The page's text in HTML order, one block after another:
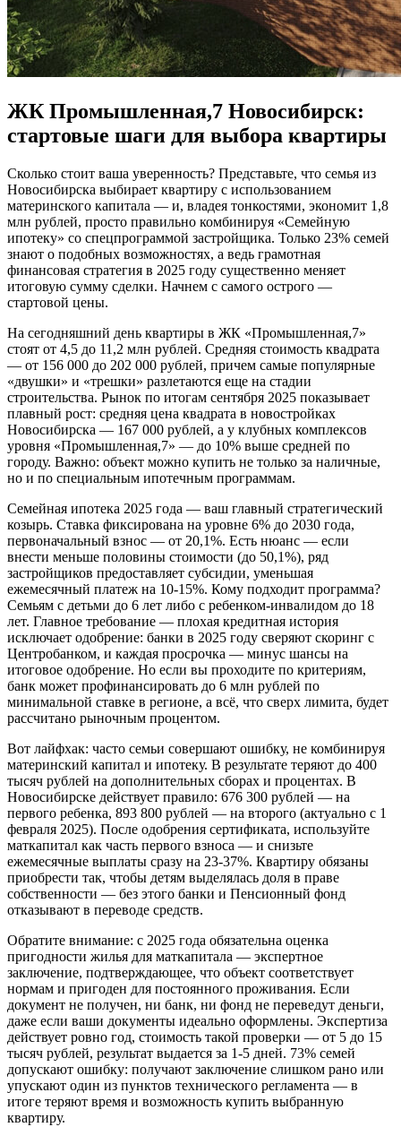
ЖК Промышленная,7 Новосибирск:
стартовые шаги для выбора квартиры
Сколько стоит ваша уверенность? Представьте, что семья из
Новосибирска выбирает квартиру с использованием
материнского капитала — и, владея тонкостями, экономит 1,8
млн рублей, просто правильно комбинируя «Семейную
ипотеку» со спецпрограммой застройщика. Только 23% семей
знают о подобных возможностях, а ведь грамотная
финансовая стратегия в 2025 году существенно меняет
итоговую сумму сделки. Начнем с самого острого —
стартовой цены.
На сегодняшний день квартиры в ЖК «Промышленная,7»
стоят от 4,5 до 11,2 млн рублей. Средняя стоимость квадрата
— от 156 000 до 202 000 рублей, причем самые популярные
«двушки» и «трешки» разлетаются еще на стадии
строительства. Рынок по итогам сентября 2025 показывает
плавный рост: средняя цена квадрата в новостройках
Новосибирска — 167 000 рублей, а у клубных комплексов
уровня «Промышленная,7» — до 10% выше средней по
городу. Важно: объект можно купить не только за наличные,
но и по специальным ипотечным программам.
Семейная ипотека 2025 года — ваш главный стратегический
козырь. Ставка фиксирована на уровне 6% до 2030 года,
первоначальный взнос — от 20,1%. Есть нюанс — если
внести меньше половины стоимости (до 50,1%), ряд
застройщиков предоставляет субсидии, уменьшая
ежемесячный платеж на 10-15%. Кому подходит программа?
Семьям с детьми до 6 лет либо с ребенком-инвалидом до 18
лет. Главное требование — плохая кредитная история
исключает одобрение: банки в 2025 году сверяют скоринг с
Центробанком, и каждая просрочка — минус шансы на
итоговое одобрение. Но если вы проходите по критериям,
банк может профинансировать до 6 млн рублей по
минимальной ставке в регионе, а всё, что сверх лимита, будет
рассчитано рыночным процентом.
Вот лайфхак: часто семьи совершают ошибку, не комбинируя
материнский капитал и ипотеку. В результате теряют до 400
тысяч рублей на дополнительных сборах и процентах. В
Новосибирске действует правило: 676 300 рублей — на
первого ребенка, 893 800 рублей — на второго (актуально с 1
февраля 2025). После одобрения сертификата, используйте
маткапитал как часть первого взноса — и снизьте
ежемесячные выплаты сразу на 23-37%. Квартиру обязаны
приобрести так, чтобы детям выделялась доля в праве
собственности — без этого банки и Пенсионный фонд
отказывают в переводе средств.
Обратите внимание: с 2025 года обязательна оценка
пригодности жилья для маткапитала — экспертное
заключение, подтверждающее, что объект соответствует
нормам и пригоден для постоянного проживания. Если
документ не получен, ни банк, ни фонд не переведут деньги,
даже если ваши документы идеально оформлены. Экспертиза
действует ровно год, стоимость такой проверки — от 5 до 15
тысяч рублей, результат выдается за 1-5 дней. 73% семей
допускают ошибку: получают заключение слишком рано или
упускают один из пунктов технического регламента — в
итоге теряют время и возможность купить выбранную
квартиру.